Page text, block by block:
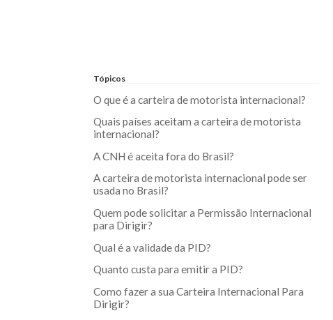
Tópicos
O que é a carteira de motorista internacional?
Quais países aceitam a carteira de motorista
internacional?
A CNH é aceita fora do Brasil?
A carteira de motorista internacional pode ser
usada no Brasil?
Quem pode solicitar a Permissão Internacional
para Dirigir?
Qual é a validade da PID?
Quanto custa para emitir a PID?
Como fazer a sua Carteira Internacional Para
Dirigir?